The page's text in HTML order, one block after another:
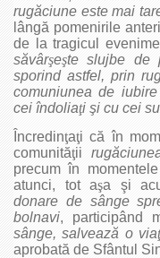
rugăciune este mai
lângă pomenirile
de la tragicul
săvârşeşte slujbe de
sporind astfel, prin
comuniunea de iubire
cei îndoliaţi şi cu cei
Încredinţaţi că în
comunităţii
precum în
atunci, tot aşa şi
donare de sânge
bolnavi, participând
sânge, salvează o via
aprobată de Sfântul